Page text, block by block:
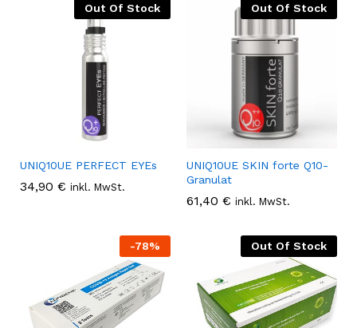
Out Of Stock
UNIQ10UE PERFECT EYEs
34,90 € inkl. MwSt.
Out Of Stock
UNIQ10UE SKIN forte Q10-
Granulat
61,40 € inkl. MwSt.
-78% Out Of Stock